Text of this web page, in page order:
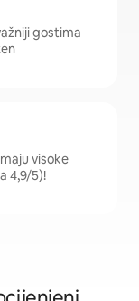
gostima
visoke
4,9/5)!